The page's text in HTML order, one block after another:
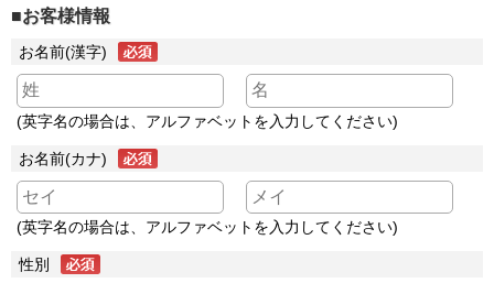
■お客様情報
お名前(漢字)
(英字名の場合は、アルファベットを入力してください)
お名前(カナ)
(英字名の場合は、アルファベットを入力してください)
性別